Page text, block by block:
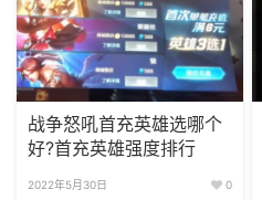
战争怒吼首充英雄选哪个
好?首充英雄强度排行
2022年5月30日 0